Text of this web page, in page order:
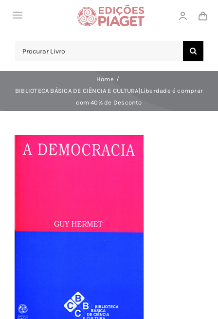
Toggle
NOTICIAS
APOIO AO CLIENTE
COMPRAR!
Search
Home
BIBLIOTECA BÁSICA DE CIÊNCIA E CULTURA|Liberdade é comprar
com 40% de Desconto